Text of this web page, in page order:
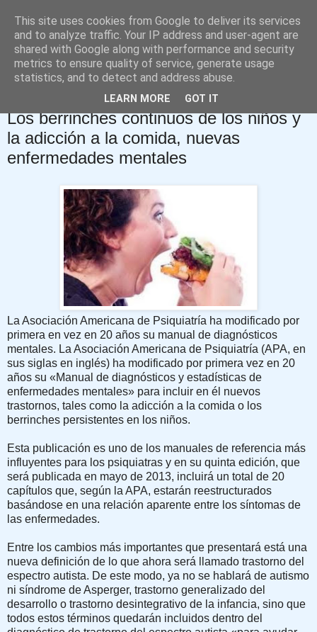
David López Rodríguez
Blog de Psicología
jueves, 13 de diciembre de 2012
Los berrinches continuos de los niños y
la adicción a la comida, nuevas
enfermedades mentales
La Asociación Americana de Psiquiatría ha modificado por
primera en vez en 20 años su manual de diagnósticos
mentales. La Asociación Americana de Psiquiatría (APA, en
sus siglas en inglés) ha modificado por primera vez en 20
años su «Manual de diagnósticos y estadísticas de
enfermedades mentales» para incluir en él nuevos
trastornos, tales como la adicción a la comida o los
berrinches persistentes en los niños.
Esta publicación es uno de los manuales de referencia más
influyentes para los psiquiatras y en su quinta edición, que
será publicada en mayo de 2013, incluirá un total de 20
capítulos que, según la APA, estarán reestructurados
basándose en una relación aparente entre los síntomas de
las enfermedades.
Entre los cambios más importantes que presentará está una
nueva definición de lo que ahora será llamado trastorno del
espectro autista. De este modo, ya no se hablará de autismo
ni síndrome de Asperger, trastorno generalizado del
desarrollo o trastorno desintegrativo de la infancia, sino que
todos estos términos quedarán incluidos dentro del
This site uses cookies from Google to deliver its services
and to analyze traffic. Your IP address and user-agent are
shared with Google along with performance and security
metrics to ensure quality of service, generate usage
statistics, and to detect and address abuse.
LEARN MORE GOT IT